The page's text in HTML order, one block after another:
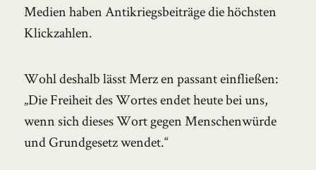
Medien haben Antikriegsbeiträge die höchsten
Klickzahlen.
Wohl deshalb lässt Merz en passant einfließen:
„Die Freiheit des Wortes endet heute bei uns,
wenn sich dieses Wort gegen Menschenwürde
und Grundgesetz wendet.“